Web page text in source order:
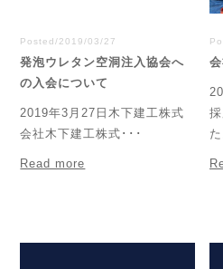
Posted/2019/03/27
発泡ウレタン空洞注入協会へ
の入会について
2019年3月27日木下建工株式
会社木下建工株式･･･
Read more